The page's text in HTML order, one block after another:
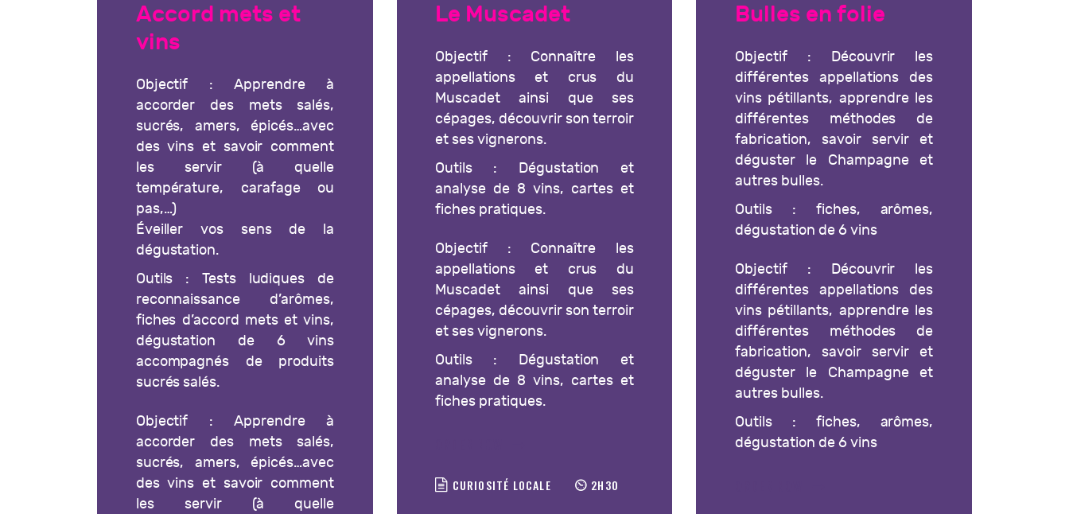
Accord mets et
vins
Objectif : Apprendre à
accorder des mets salés,
sucrés, amers, épicés…avec
des vins et savoir comment
les servir (à quelle
température, carafage ou
pas,…)
Éveiller vos sens de la
dégustation.
Outils : Tests ludiques de
reconnaissance d’arômes,
fiches d’accord mets et vins,
dégustation de 6 vins
accompagnés de produits
sucrés salés.
Objectif : Apprendre à
accorder des mets salés,
sucrés, amers, épicés…avec
des vins et savoir comment
les servir (à quelle
Le Muscadet
Objectif : Connaître les
appellations et crus du
Muscadet ainsi que ses
cépages, découvrir son terroir
et ses vignerons.
Outils : Dégustation et
analyse de 8 vins, cartes et
fiches pratiques.
Objectif : Connaître les
appellations et crus du
Muscadet ainsi que ses
cépages, découvrir son terroir
et ses vignerons.
Outils : Dégustation et
analyse de 8 vins, cartes et
fiches pratiques.
CURIOSITÉ LOCALE 2H30
Bulles en folie
Objectif : Découvrir les
différentes appellations des
vins pétillants, apprendre les
différentes méthodes de
fabrication, savoir servir et
déguster le Champagne et
autres bulles.
Outils : fiches, arômes,
dégustation de 6 vins
Objectif : Découvrir les
différentes appellations des
vins pétillants, apprendre les
différentes méthodes de
fabrication, savoir servir et
déguster le Champagne et
autres bulles.
Outils : fiches, arômes,
dégustation de 6 vins